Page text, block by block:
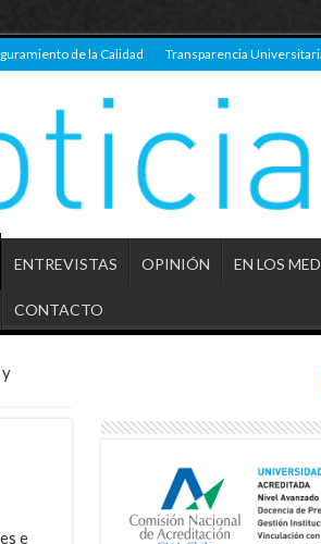
de la Calidad Transparencia
ENTREVISTAS OPINIÓN EN LOS
CONTACTO
e